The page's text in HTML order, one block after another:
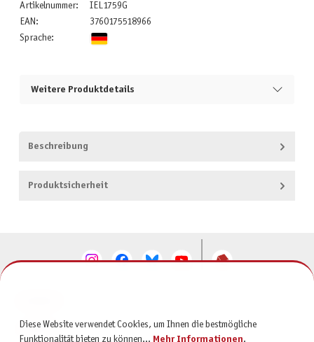
Artikelnummer:
IEL1759G
EAN:
3760175518966
Sprache:
Weitere Produktdetails
Beschreibung
Produktsicherheit
SERVICE
Diese Website verwendet Cookies, um Ihnen die bestmögliche
Funktionalität bieten zu können... Mehr Informationen.